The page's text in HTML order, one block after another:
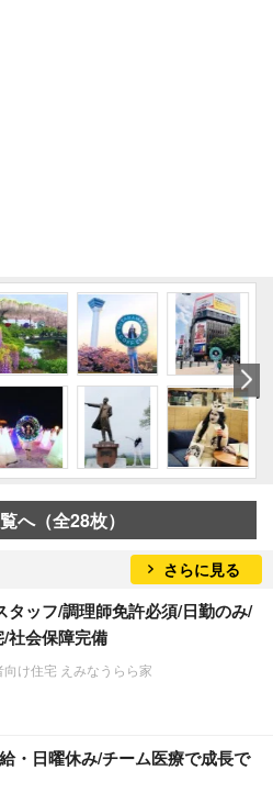
へ（全28枚）
さらに見る
タッフ/調理師免許必須/日勤のみ/
社会保障完備
け住宅 えみなうらら家
・日曜休み/チーム医療で成長で